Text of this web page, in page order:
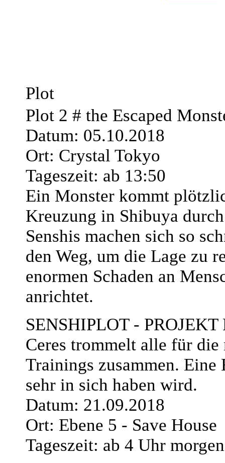
Plot
Plot 2 # the Escaped
Datum: 05.10.2018
Ort: Crystal Tokyo
Tageszeit: ab 13:50
Ein Monster kommt
Kreuzung in Shibuya
Senshis machen sich so
den Weg, um die Lage zu
enormen Schaden an
anrichtet.
SENSHIPLOT -
Ceres trommelt alle für die
Trainings zusammen. Eine
sehr in sich haben wird.
Datum: 21.09.2018
Ort: Ebene 5 - Save House
Tageszeit: ab 4 Uhr